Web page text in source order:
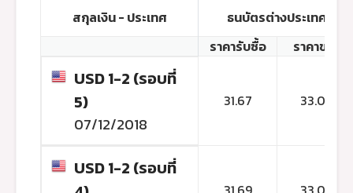
สกุลเงิน - ประเทศ
ธนบัตรต่างประเทศ
ราคารับซื้อ
ราคาขาย
USD 1-2 (รอบที่
5)
07/12/2018
31.67 33.02
USD 1-2 (รอบที่